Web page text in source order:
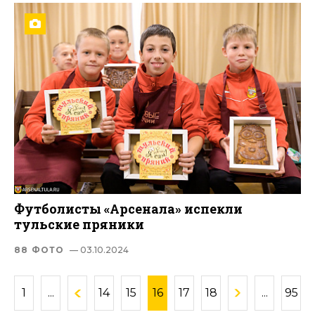
Футболисты «Арсенала» испекли
тульские пряники
88 ФОТО — 03.10.2024
1 ... 14 15 16 17 18 ... 95